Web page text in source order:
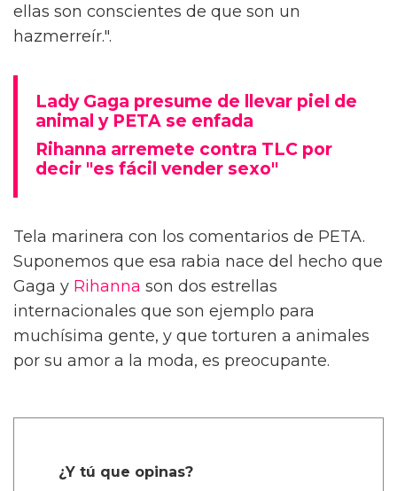
ellas son conscientes de que son un
hazmerreír.".
Lady Gaga presume de llevar piel de
animal y PETA se enfada
Rihanna arremete contra TLC por
decir "es fácil vender sexo"
Tela marinera con los comentarios de PETA.
Suponemos que esa rabia nace del hecho que
Gaga y Rihanna son dos estrellas
internacionales que son ejemplo para
muchísima gente, y que torturen a animales
por su amor a la moda, es preocupante.
¿Y tú que opinas?